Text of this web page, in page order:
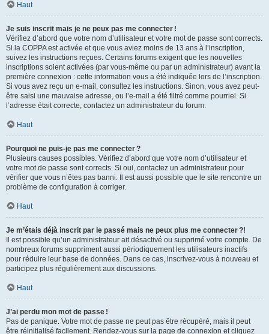
Haut
Je suis inscrit mais je ne peux pas me connecter !
Vérifiez d’abord que votre nom d’utilisateur et votre mot de passe sont corrects.
Si la COPPA est activée et que vous aviez moins de 13 ans à l’inscription,
suivez les instructions reçues. Certains forums exigent que les nouvelles
inscriptions soient activées (par vous-même ou par un administrateur) avant la
première connexion : cette information vous a été indiquée lors de l’inscription.
Si vous avez reçu un e-mail, consultez les instructions. Sinon, vous avez peut-
être saisi une mauvaise adresse, ou l’e-mail a été filtré comme pourriel. Si
l’adresse était correcte, contactez un administrateur du forum.
Haut
Pourquoi ne puis-je pas me connecter ?
Plusieurs causes possibles. Vérifiez d’abord que votre nom d’utilisateur et
votre mot de passe sont corrects. Si oui, contactez un administrateur pour
vérifier que vous n’êtes pas banni. Il est aussi possible que le site rencontre un
problème de configuration à corriger.
Haut
Je m’étais déjà inscrit par le passé mais ne peux plus me connecter ?!
Il est possible qu’un administrateur ait désactivé ou supprimé votre compte. De
nombreux forums suppriment aussi périodiquement les utilisateurs inactifs
pour réduire leur base de données. Dans ce cas, inscrivez-vous à nouveau et
participez plus régulièrement aux discussions.
Haut
J’ai perdu mon mot de passe !
Pas de panique. Votre mot de passe ne peut pas être récupéré, mais il peut
être réinitialisé facilement. Rendez-vous sur la page de connexion et cliquez